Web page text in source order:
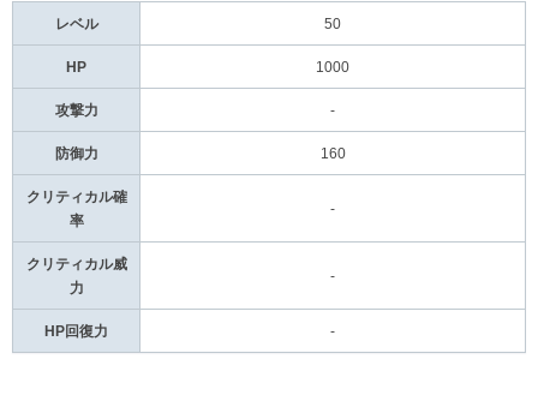
レベル 50
HP 1000
攻撃力 -
防御力 160
クリティカル確
率
-
クリティカル威
力
-
HP回復力 -